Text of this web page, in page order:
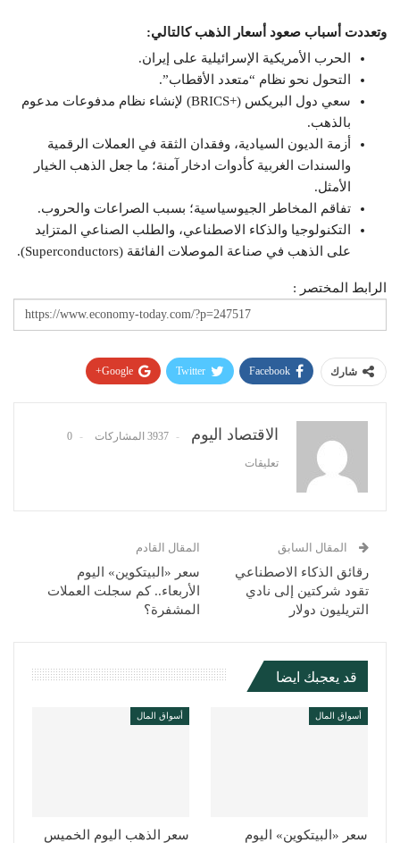
وتعددت أسباب صعود أسعار الذهب كالتالي:
الحرب الأمريكية الإسرائيلية على إيران.
التحول نحو نظام “متعدد الأقطاب”.
سعي دول البريكس (+BRICS) لإنشاء نظام مدفوعات مدعوم
بالذهب.
أزمة الديون السيادية، وفقدان الثقة في العملات الرقمية
والسندات الغربية كأدوات ادخار آمنة؛ ما جعل الذهب الخيار
الأمثل.
تفاقم المخاطر الجيوسياسية؛ بسبب الصراعات والحروب.
التكنولوجيا والذكاء الاصطناعي، والطلب الصناعي المتزايد
على الذهب في صناعة الموصلات الفائقة (Superconductors).
الرابط المختصر :
شارك Facebook
Twitter
Google+
الاقتصاد اليوم 3937 المشاركات 0
تعليقات
المقال السابق
رقائق الذكاء الاصطناعي
تقود شركتين إلى نادي
التريليون دولار
المقال القادم
سعر «البيتكوين» اليوم
الأربعاء.. كم سجلت العملات
المشفرة؟
قد يعجبك ايضا
أسواق المال
سعر «البيتكوين» اليوم
أسواق المال
سعر الذهب اليوم الخميس